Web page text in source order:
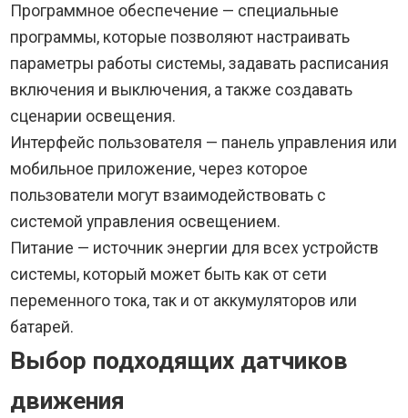
Программное обеспечение — специальные
программы, которые позволяют настраивать
параметры работы системы, задавать расписания
включения и выключения, а также создавать
сценарии освещения.
Интерфейс пользователя — панель управления или
мобильное приложение, через которое
пользователи могут взаимодействовать с
системой управления освещением.
Питание — источник энергии для всех устройств
системы, который может быть как от сети
переменного тока, так и от аккумуляторов или
батарей.
Выбор подходящих датчиков
движения